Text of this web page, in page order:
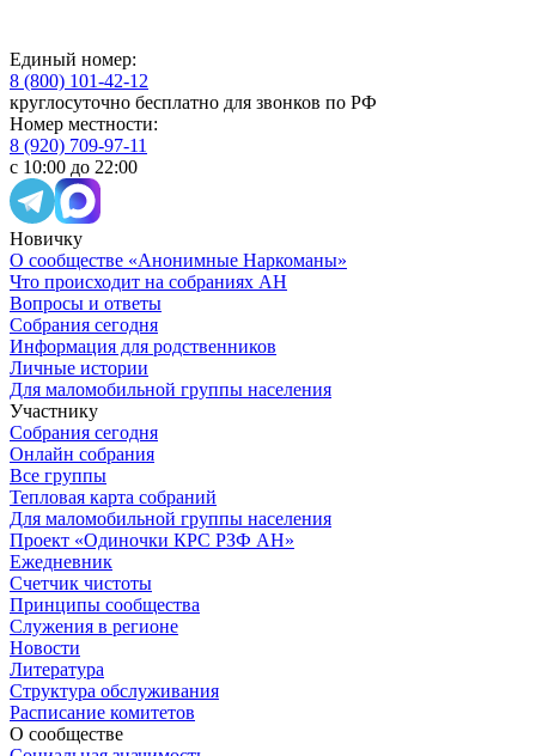
Единый номер:
8 (800) 101-42-12
круглосуточно бесплатно для звонков по РФ
Номер местности:
8 (920) 709-97-11
с 10:00 до 22:00
Новичку
О сообществе «Анонимные Наркоманы»
Что происходит на собраниях АН
Вопросы и ответы
Собрания сегодня
Информация для родственников
Личные истории
Для маломобильной группы населения
Участнику
Собрания сегодня
Онлайн собрания
Все группы
Тепловая карта собраний
Для маломобильной группы населения
Проект «Одиночки КРС РЗФ АН»
Ежедневник
Счетчик чистоты
Принципы сообщества
Служения в регионе
Новости
Литература
Структура обслуживания
Расписание комитетов
О сообществе